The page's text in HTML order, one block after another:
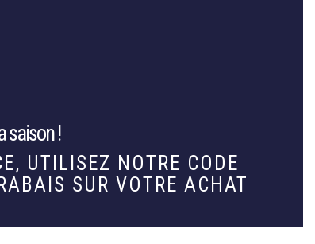
saison !
UTILISEZ NOTRE CODE
SUR VOTRE ACHAT